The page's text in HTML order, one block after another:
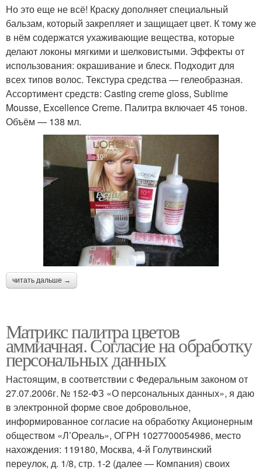
Но это еще не всё! Краску дополняет специальный
бальзам, который закрепляет и защищает цвет. К тому же
в нём содержатся ухаживающие вещества, которые
делают локоны мягкими и шелковистыми. Эффекты от
использования: окрашивание и блеск. Подходит для
всех типов волос. Текстура средства — гелеобразная.
Ассортимент средств: Casting creme gloss, Sublime
Mousse, Excellence Creme. Палитра включает 45 тонов.
Объём — 138 мл.
читать дальше →
Матрикс палитра цветов
аммиачная. Согласие на обработку
персональных данных
Настоящим, в соответствии с Федеральным законом от
27.07.2006г. № 152-ФЗ «О персональных данных», я даю
в электронной форме свое добровольное,
информированное согласие на обработку Акционерным
обществом «Л’Ореаль», ОГРН 1027700054986, место
нахождения: 119180, Москва, 4-й Голутвинский
переулок, д. 1/8, стр. 1-2 (далее — Компания) своих